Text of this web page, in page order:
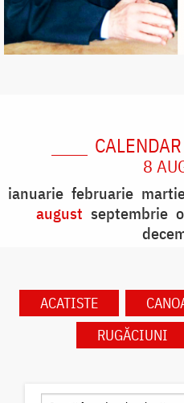
8
ianuarie februarie
august septembrie
ACATISTE
RUGĂCIUNI